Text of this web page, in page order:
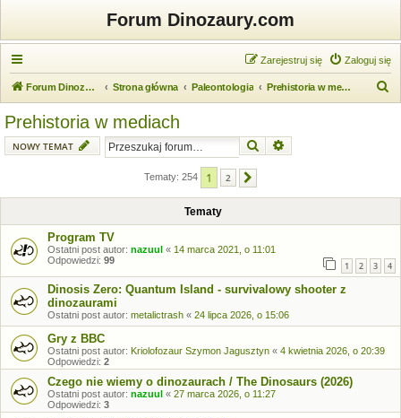
Forum Dinozaury.com
Zaloguj się
Zarejestruj się
Forum Dinozaury.com Strona główna Paleontologia Prehistoria w mediach
Prehistoria w mediach
NOWY TEMAT Szukaj
Tematy: 254 1 2
Tematy
Program TV
Ostatni post autor: nazuul « 14 marca 2021, o 11:01
Odpowiedzi: 99 1 2 3 4
Dinosis Zero: Quantum Island - survivalowy shooter z
dinozaurami
Ostatni post autor: metalictrash « 24 lipca 2026, o 15:06
Gry z BBC
Ostatni post autor: Kriolofozaur Szymon Jagusztyn « 4 kwietnia 2026, o 20:39
Odpowiedzi: 2
Czego nie wiemy o dinozaurach / The Dinosaurs (2026)
Ostatni post autor: nazuul « 27 marca 2026, o 11:27
Odpowiedzi: 3